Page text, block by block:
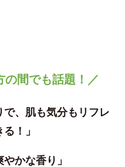
の間でも話題！／
で、肌も気分もリフレ
！」
かな香り」